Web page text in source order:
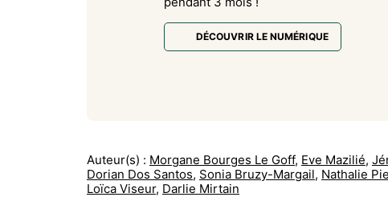
DÉCOUVRIR LE NUMÉRIQUE
Auteur(s) : Morgane Bourges Le Goff, Eve Mazilié,
Dorian Dos Santos, Sonia Bruzy-Margail, Nathalie
Loïca Viseur, Darlie Mirtain